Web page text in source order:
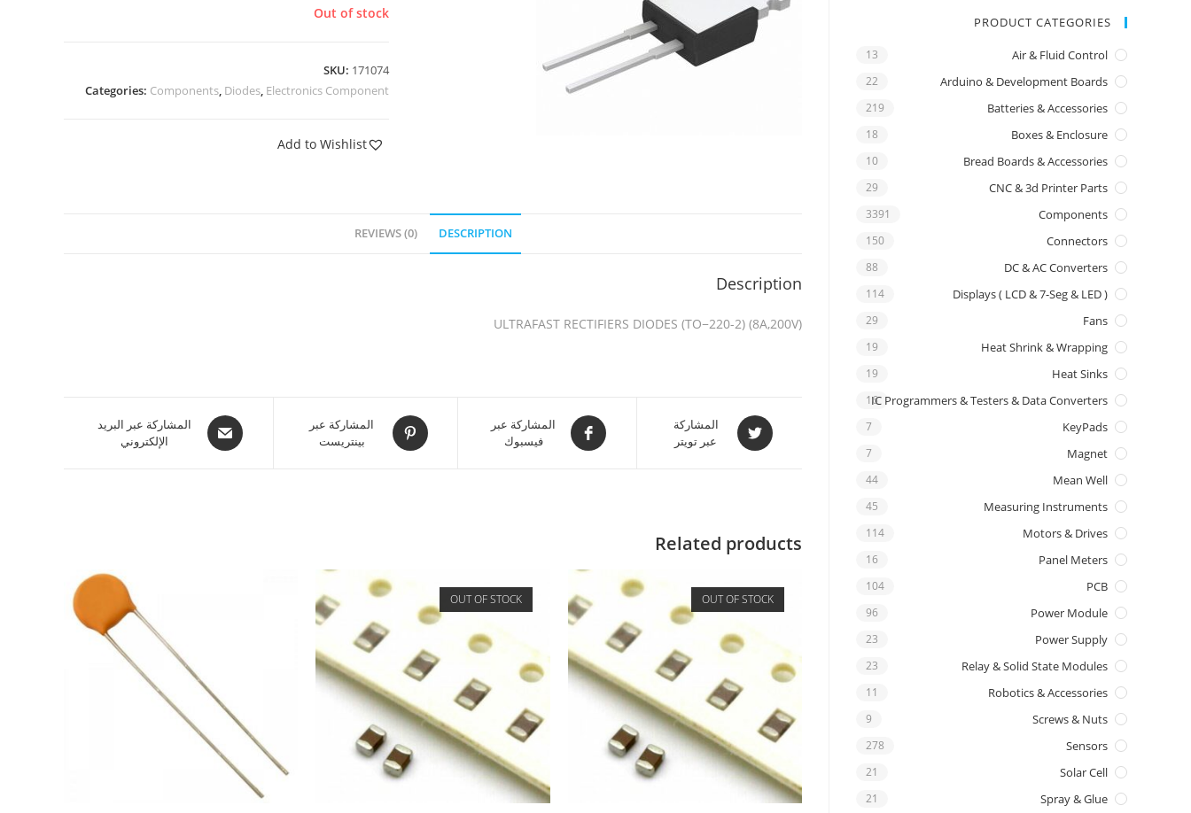
Out of stock
SKU: 171074
Categories: Components, Diodes, Electronics Component
Add to Wishlist
DESCRIPTION
REVIEWS (0)
Description
(8A,200V) ULTRAFAST RECTIFIERS DIODES (TO−220-2)
المشاركة
عبر تويتر
المشاركة عبر
فيسبوك
المشاركة عبر
بينتريست
المشاركة عبر البريد
الإلكتروني
Related products
OUT OF STOCK
OUT OF STOCK
PRODUCT CATEGORIES
Air & Fluid Control
13
Arduino & Development Boards
22
Batteries & Accessories
219
Boxes & Enclosure
18
Bread Boards & Accessories
10
CNC & 3d Printer Parts
29
Components
3391
Connectors
150
DC & AC Converters
88
Displays ( LCD & 7-Seg & LED )
114
Fans
29
Heat Shrink & Wrapping
19
Heat Sinks
19
IC Programmers & Testers & Data Converters
16
KeyPads
7
Magnet
7
Mean Well
44
Measuring Instruments
45
Motors & Drives
114
Panel Meters
16
PCB
104
Power Module
96
Power Supply
23
Relay & Solid State Modules
23
Robotics & Accessories
11
Screws & Nuts
9
Sensors
278
Solar Cell
21
Spray & Glue
21